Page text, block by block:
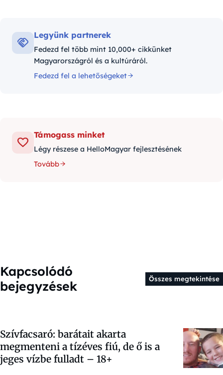
Legyünk partnerek
Fedezd fel több mint 10,000+ cikkünket
Magyarországról és a kultúráról.
Fedezd fel a lehetőségeket
Támogass minket
Légy részese a HelloMagyar fejlesztésének
Tovább
Kapcsolódó
bejegyzések
Összes megtekintése
Szívfacsaró: barátait akarta
megmenteni a tízéves fiú, de ő is a
jeges vízbe fulladt – 18+